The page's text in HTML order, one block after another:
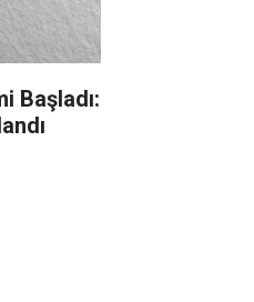
Başladı: